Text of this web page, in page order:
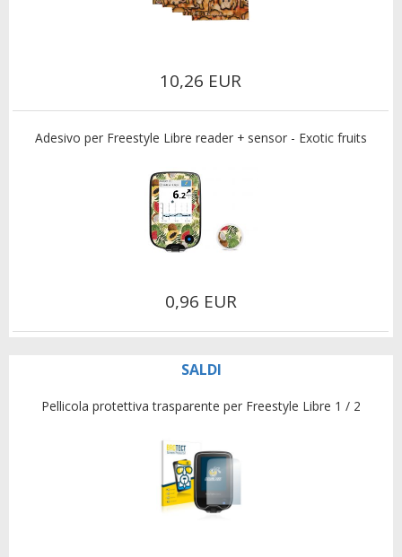
10,26 EUR
Adesivo per Freestyle Libre reader + sensor - Exotic fruits
0,96 EUR
SALDI
Pellicola protettiva trasparente per Freestyle Libre 1 / 2